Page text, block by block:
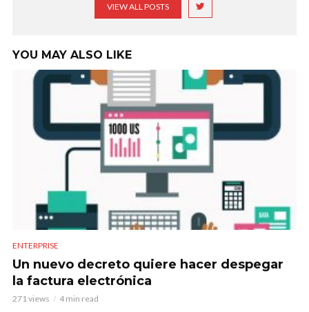
VIEW ALL POSTS
YOU MAY ALSO LIKE
ENTERPRISE
Un nuevo decreto quiere hacer despegar
la factura electrónica
271 views 4 min read